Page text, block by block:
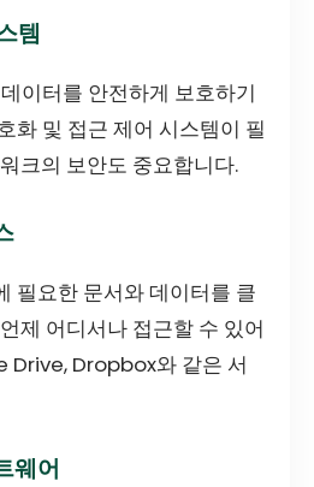
템
이터를 안전하게 보호하기
화 및 접근 제어 시스템이 필
크의 보안도 중요합니다.
필요한 문서와 데이터를 클
제 어디서나 접근할 수 있어
Drive, Dropbox와 같은 서
웨어